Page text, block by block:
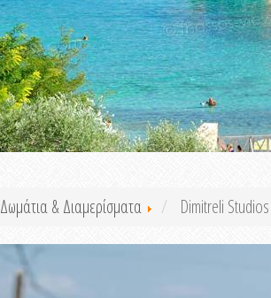
Δωμάτια & Διαμερίσματα Dimitreli Studios